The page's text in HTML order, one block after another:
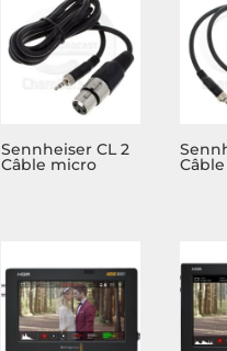
Sennheiser CL 2
Câble micro